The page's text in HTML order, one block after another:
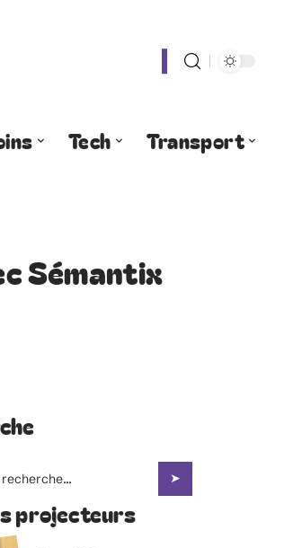
Tech Transport
Sémantix
projecteurs